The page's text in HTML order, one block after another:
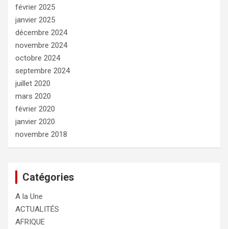
février 2025
janvier 2025
décembre 2024
novembre 2024
octobre 2024
septembre 2024
juillet 2020
mars 2020
février 2020
janvier 2020
novembre 2018
Catégories
A la Une
ACTUALITÉS
AFRIQUE